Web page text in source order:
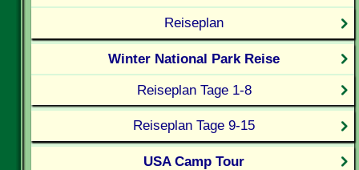
Reiseplan
Winter National Park Reise
Reiseplan Tage 1-8
Reiseplan Tage 9-15
USA Camp Tour